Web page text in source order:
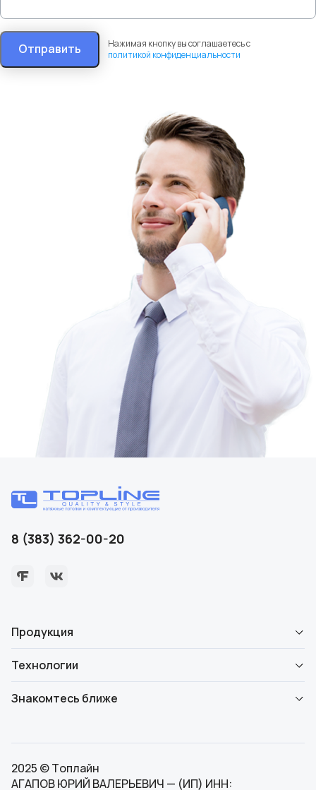
Отправить
Нажимая кнопку вы соглашаетесь с
политикой конфиденциальности
8 (383) 362-00-20
Продукция
Технологии
Знакомтесь ближе
2025 © Топлайн
АГАПОВ ЮРИЙ ВАЛЕРЬЕВИЧ — (ИП) ИНН: